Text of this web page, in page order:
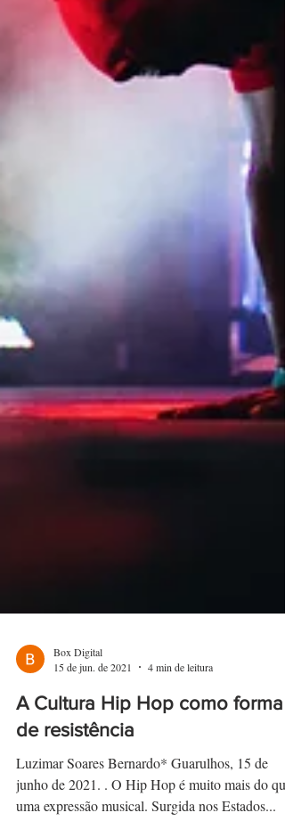
Box Digital
15 de jun. de 2021
4 min de leitura
A Cultura Hip Hop como forma
de resistência
Luzimar Soares Bernardo* Guarulhos, 15 de
junho de 2021. . O Hip Hop é muito mais do que